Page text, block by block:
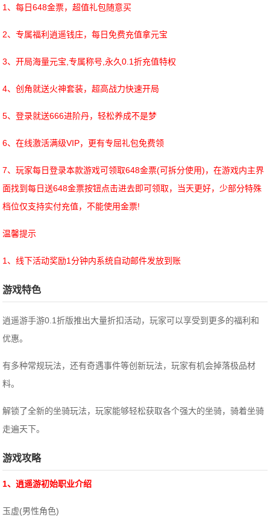
1、每日648金票，超值礼包随意买
2、专属福利逍遥钱庄，每日免费充值拿元宝
3、开局海量元宝,专属称号,永久0.1折充值特权
4、创角就送火神套装，超高战力快速开局
5、登录就送666进阶丹，轻松养成不是梦
6、在线激活满级VIP，更有专屈礼包免费领
7、玩家每日登录本款游戏可领取648金票(可拆分使用)，在游戏内主界
面找到每日送648金票按钮点击进去即可领取，当天更好，少部分特殊
档位仅支持实付充值，不能使用金票!
温馨提示
1、线下活动奖励1分钟内系统自动邮件发放到账
游戏特色
逍遥游手游0.1折版推出大量折扣活动，玩家可以享受到更多的福利和
优惠。
有多种常规玩法，还有奇遇事件等创新玩法，玩家有机会掉落极品材
料。
解锁了全新的坐骑玩法，玩家能够轻松获取各个强大的坐骑，骑着坐骑
走遍天下。
游戏攻略
1、逍遥游初始职业介绍
玉虚(男性角色)